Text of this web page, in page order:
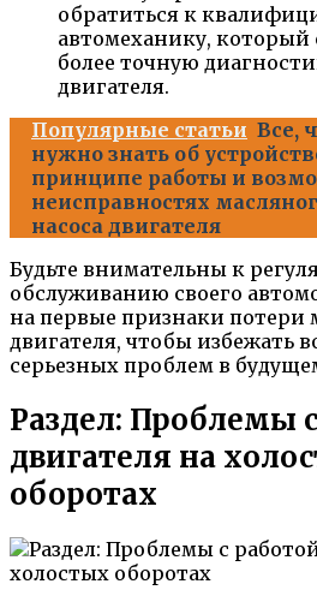
обратиться к
автомеханику, который
более точную
двигателя.
Популярные статьи Все,
нужно знать об
принципе работы и
неисправностях
насоса двигателя
Будьте внимательны к
обслуживанию своего
на первые признаки потери
двигателя, чтобы избежать
серьезных проблем в
Раздел: Проблемы
двигателя на
оборотах